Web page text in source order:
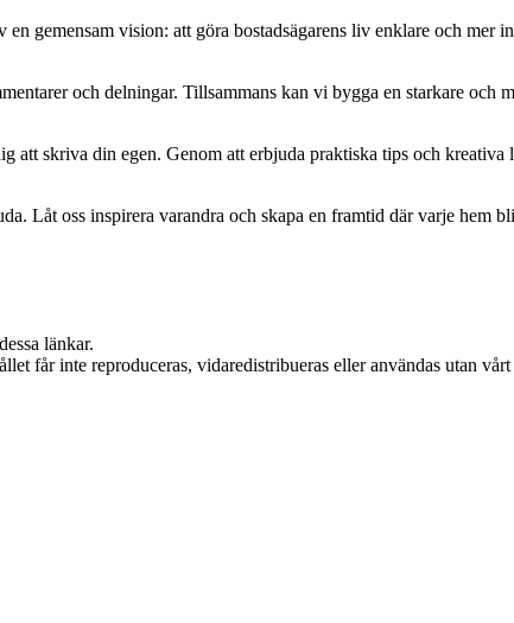
gemensam vision: att göra bostadsägarens liv enklare och mer
och delningar. Tillsammans kan vi bygga en starkare och
skriva din egen. Genom att erbjuda praktiska tips och kreativa
Låt oss inspirera varandra och skapa en framtid där varje hem
länkar.
får inte reproduceras, vidaredistribueras eller användas utan